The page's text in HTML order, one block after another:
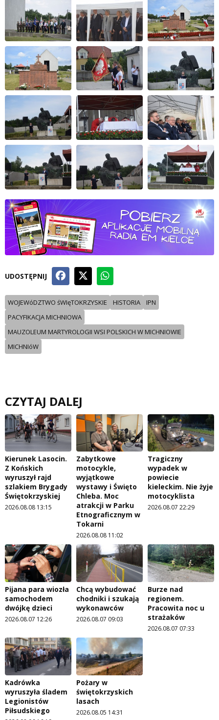
UDOSTĘPNIJ
WOJEWóDZTWO śWIęTOKRZYSKIE HISTORIA
IPN
PACYFIKACJA MICHNIOWA
MAUZOLEUM MARTYROLOGII WSI POLSKICH W MICHNIOWIE
MICHNIóW
CZYTAJ DALEJ
Kierunek Lasocin.
Z Końskich
wyruszył rajd
szlakiem Brygady
Świętokrzyskiej
2026.08.08 13:15
Zabytkowe
motocykle,
wyjątkowe
wystawy i Święto
Chleba. Moc
atrakcji w Parku
Etnograficznym w
Tokarni
2026.08.08 11:02
Tragiczny
wypadek w
powiecie
kieleckim. Nie żyje
motocyklista
2026.08.07 22:29
Pijana para wiozła
samochodem
dwójkę dzieci
2026.08.07 12:26
Chcą wybudować
chodniki i szukają
wykonawców
2026.08.07 09:03
Burze nad
regionem.
Pracowita noc u
strażaków
2026.08.07 07:33
Kadrówka
wyruszyła śladem
Legionistów
Piłsudskiego
Pożary w
świętokrzyskich
lasach
2026.08.05 14:31